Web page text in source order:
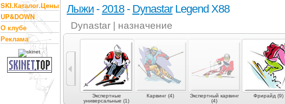
SKI.Каталог.Цены
UP&DOWN
О клубе
Реклама
Лыжи - 2018- DynastarLegend X88
Dynastar | назначение
Универсальные (3)
Экспертные
универсальные (1)
Карвинг (4)
Экспертный карвинг
(4)
Фрирайд (9)